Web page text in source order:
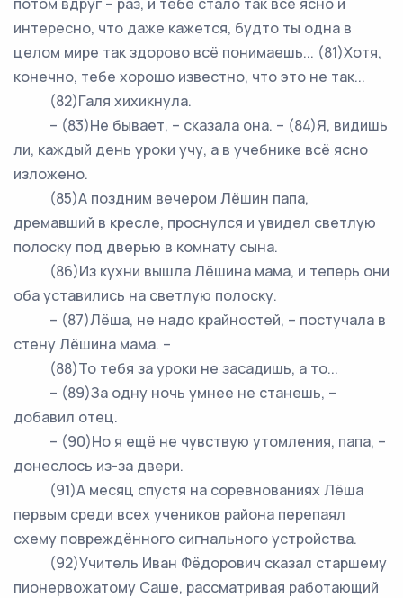
интересно, что даже кажется, будто ты одна в
целом мире так здорово всё понимаешь... (81)Хотя,
конечно, тебе хорошо известно, что это не так...
(82)Галя хихикнула.
– (83)Не бывает, – сказала она. – (84)Я, видишь
ли, каждый день уроки учу, а в учебнике всё ясно
изложено.
(85)А поздним вечером Лёшин папа,
дремавший в кресле, проснулся и увидел светлую
полоску под дверью в комнату сына.
(86)Из кухни вышла Лёшина мама, и теперь они
оба уставились на светлую полоску.
– (87)Лёша, не надо крайностей, – постучала в
стену Лёшина мама. –
(88)То тебя за уроки не засадишь, а то...
– (89)За одну ночь умнее не станешь, –
добавил отец.
– (90)Но я ещё не чувствую утомления, папа, –
донеслось из-за двери.
(91)А месяц спустя на соревнованиях Лёша
первым среди всех учеников района перепаял
схему повреждённого сигнального устройства.
(92)Учитель Иван Фёдорович сказал старшему
пионервожатому Саше, рассматривая работающий